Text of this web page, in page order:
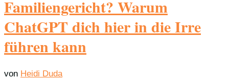
Familiengericht? Warum
ChatGPT dich hier in die Irre
führen kann
von Heidi Duda